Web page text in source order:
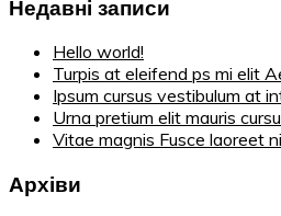
Недавні записи
Hello world!
Turpis at eleifend ps mi elit
Ipsum cursus vestibulum at
Urna pretium elit mauris
Vitae magnis Fusce laoreet
Архіви